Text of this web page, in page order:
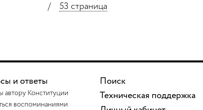
/ 53 страница
и ответы
автору Конституции
воспоминаниями
Поиск
Техническая поддержка